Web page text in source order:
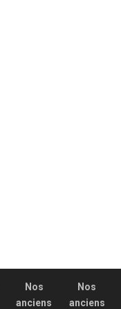
Nos
anciens
Nos
anciens